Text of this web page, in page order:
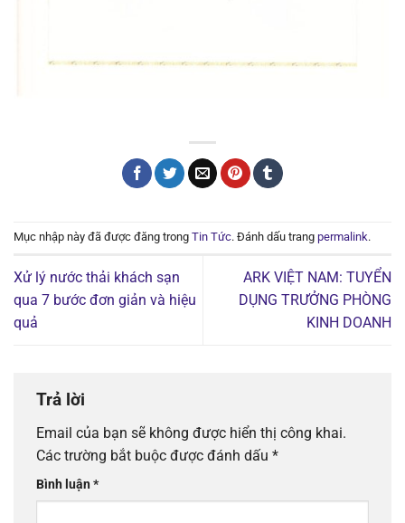
Mục nhập này đã được đăng trong Tin Tức. Đánh dấu trang permalink.
Xử lý nước thải khách sạn
qua 7 bước đơn giản và hiệu
quả
ARK VIỆT NAM: TUYỂN
DỤNG TRƯỞNG PHÒNG
KINH DOANH
Trả lời
Email của bạn sẽ không được hiển thị công khai.
Các trường bắt buộc được đánh dấu *
Bình luận*